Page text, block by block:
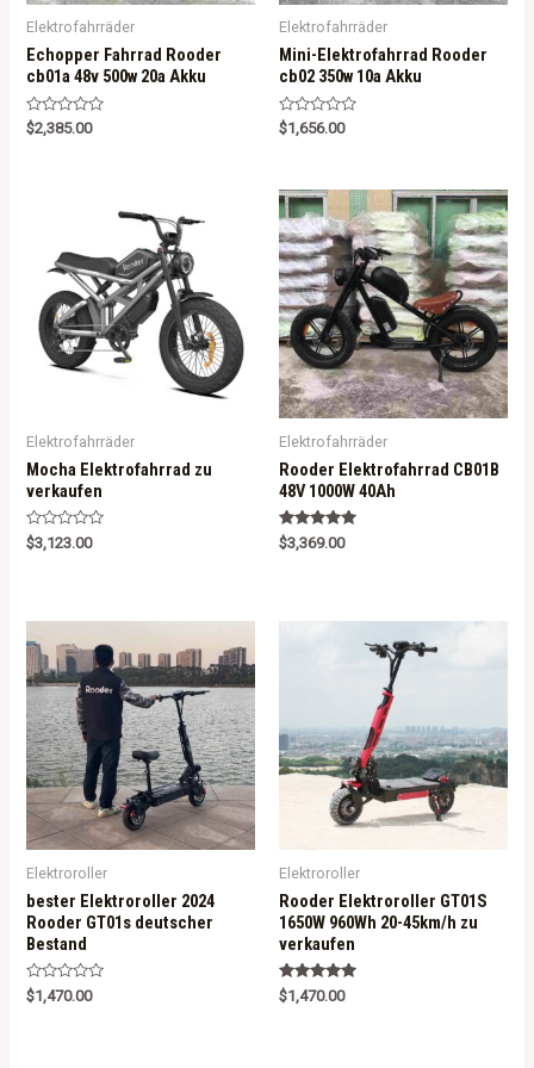
Elektrofahrräder
Echopper Fahrrad Rooder
cb01a 48v 500w 20a Akku
R
a
$2,385.00
Elektrofahrräder
Mini-Elektrofahrrad Rooder
cb02 350w 10a Akku
R
a
0
o
u
t
o
f
5
$1,656.00
Elektrofahrräder
Mocha Elektrofahrrad zu
verkaufen
R
a
o
u
t
o
f
$3,123.00
Elektrofahrräder
Rooder Elektrofahrrad CB01B
48V 1000W 40Ah
Rated
5.00
$3,369.00
Elektroroller
bester Elektroroller 2024
Rooder GT01s deutscher
Bestand
R
a
$1,470.00
Elektroroller
Rooder Elektroroller GT01S
1650W 960Wh 20-45km/h zu
verkaufen
Rated
5.00
$1,470.00